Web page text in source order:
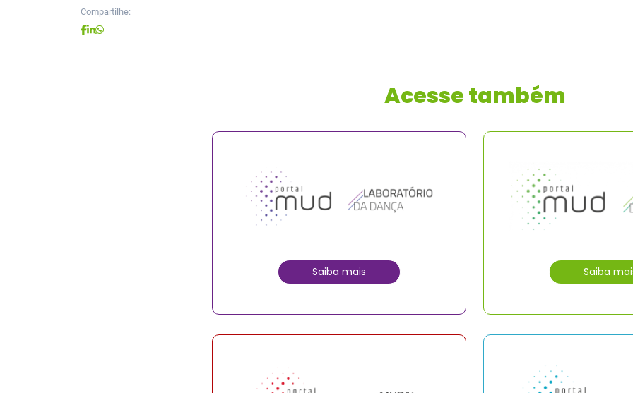
Compartilhe:
Acesse também
Saiba mais Saiba